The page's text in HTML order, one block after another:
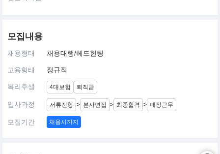
모집내용
채용형태 채용대행/헤드헌팅
고용형태 정규직
복리후생 4대보험 퇴직금
입사과정 서류전형 > 본사면접 > 최종합격 > 매장근무
모집기간 채용시까지